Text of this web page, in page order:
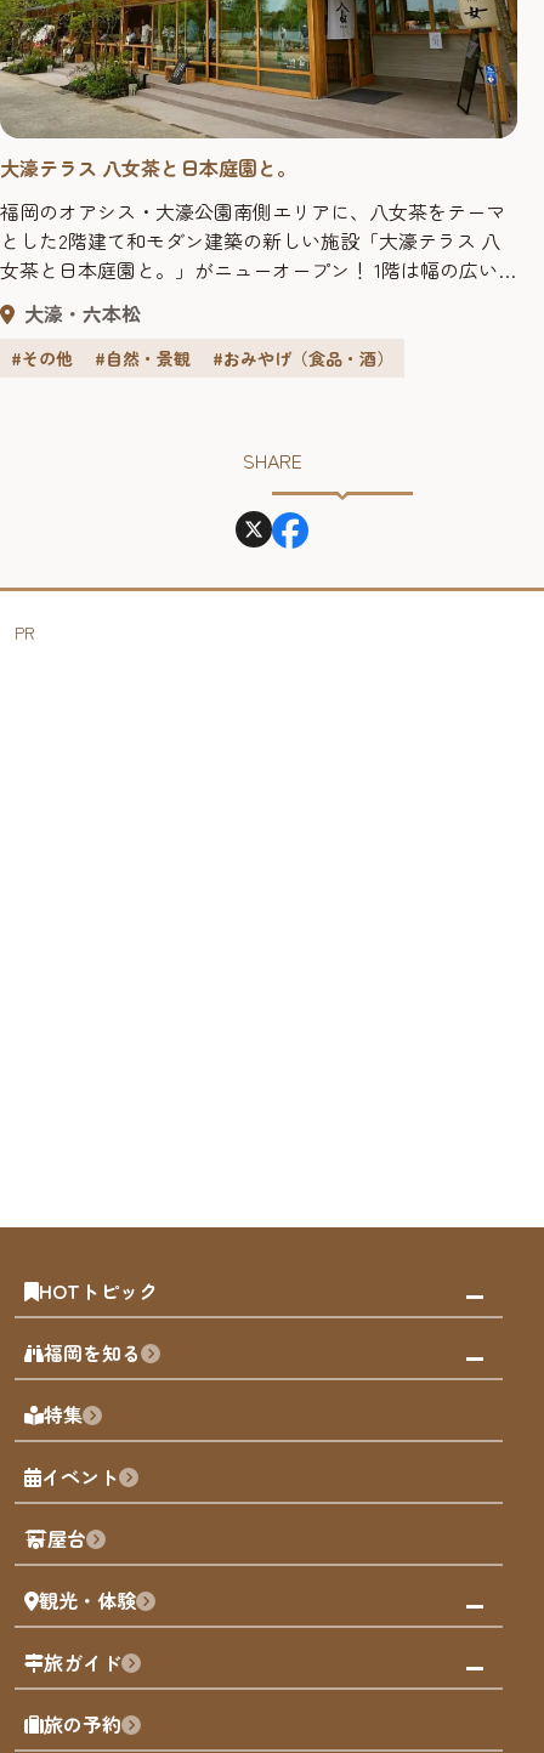
大濠テラス 八女茶と日本庭園と。
福岡のオアシス・大濠公園南側エリアに、八女茶をテーマ
とした2階建て和モダン建築の新しい施設「大濠テラス 八
女茶と日本庭園と。」がニューオープン！ 1階は幅の広い
大きなテラス窓一面、開放感のあるナチュラルなカフェ空
間です。八女茶を中心に福岡県各地域から届けられる旬な
具材を厳選し、様々なメニューを楽しめるカフェもありま
大濠・六本松
#その他 #自然・景観 #おみやげ（食品・酒）
SHARE
PR
HOTトピック
みんなの旅行記
天神エリア
博多旧市街
福岡城
歴史・文化
福岡を知る
福岡の見どころ
福岡の魅力
観光カレンダー
観光PR動画
まち歩き
福岡グルメ
福岡を楽しむ
福岡のアート
特集
イベント
屋台
観光・体験
観る・遊ぶ
屋台
買う
旅ガイド
モデルコース
旅の予約